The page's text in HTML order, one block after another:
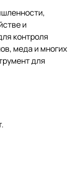
и
контроля
меда и многих
для